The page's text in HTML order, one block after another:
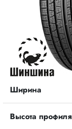
Ширина
Высота профиля